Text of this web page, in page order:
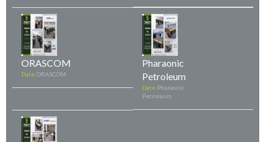
ORASCOM
Date:ORASCOM
Pharaonic
Petroleum
Date:Pharaonic
Petroleum